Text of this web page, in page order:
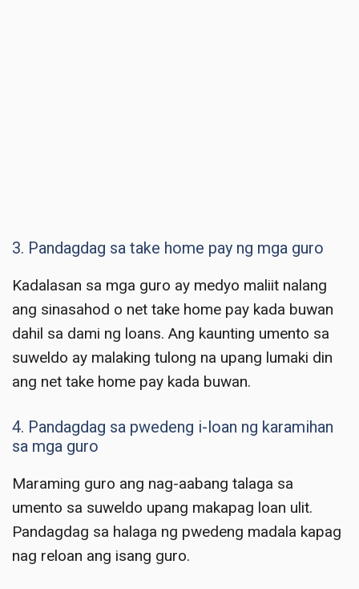
3. Pandagdag sa take home pay ng mga guro
Kadalasan sa mga guro ay medyo maliit nalang
ang sinasahod o net take home pay kada buwan
dahil sa dami ng loans. Ang kaunting umento sa
suweldo ay malaking tulong na upang lumaki din
ang net take home pay kada buwan.
4. Pandagdag sa pwedeng i-loan ng karamihan
sa mga guro
Maraming guro ang nag-aabang talaga sa
umento sa suweldo upang makapag loan ulit.
Pandagdag sa halaga ng pwedeng madala kapag
nag reloan ang isang guro.